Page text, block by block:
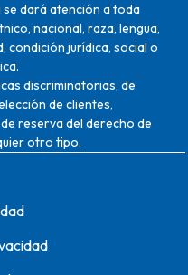
dará atención a toda
nacional, raza, lengua,
condición jurídica, social o
discriminatorias, de
de clientes,
reserva del derecho de
otro tipo.